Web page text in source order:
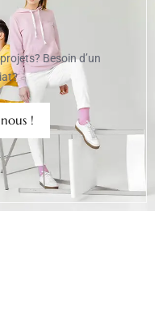
Besoin d’un
!